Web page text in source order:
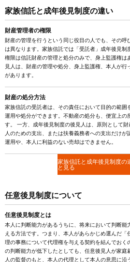
家族信託と成年後見制度の違い
財産管理者の権限
財産の管理を行うという同じ役目の人でも、その呼
は異なります。家族信託では「受託者」成年後見制
権限は信託財産の管理と処分のみで、身上監護権は
見人は、財産の管理や処分、身上監護権、本人が行
があります。
財産の処分方法
家族信託の受託者は、その責任において目的の範囲
運用や処分ができます。不動産の処分も、便宜上の
す。 一方、成年後見制度の後見人は、原則として
人のための支出、または扶養義務者への支出だけ
運用や、本人に利益のない売却はできません。
家族信託と成年後見制度の
と見る
任意後見制度について
任意後見制度とは
本人に判断能力があるうちに、将来において判断能
える方法です。つまり、本人があらかじめ選んだ
理の事務について代理権を与える契約を結んでおく
の判断能力が低下したとしても、任意後見人が家庭
人の監督のもと、本人の代理として本人の意思に